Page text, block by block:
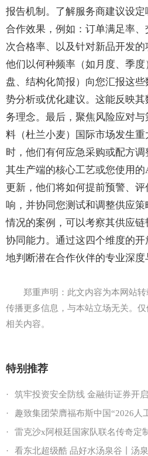
报告机制。了解服务商建议设
合作效果，例如：订单满足率
次合格率、以及针对新品开发
他们以何种频率（如月度、季
盘、结构化简报）向您汇报这
势分析或优化建议。这能反映
务理念。最后，聚焦风险应对
料（杜兰小麦）国际市场发生
时，他们有何应急采购或配方
其生产端的核心工艺或您使用
更新，他们将如何提前预警、
响，并协同您测试和调整供应
情况的案例，可以考察其供应
协同能力。通过这四个维度的
地判断潜在合作伙伴的专业深度
郑重声明：此文内容为本网站
传播更多信息，与本站立场无关。
相关内容。
特别推荐
·
筑牢投资安全防线 金融街证券开
·
趣致集团荣膺福布斯中国“2026人
·
雷克沙x阿根廷国家队联名传奇定
·
看东北超级酷 品好水汤泉谷丨汤